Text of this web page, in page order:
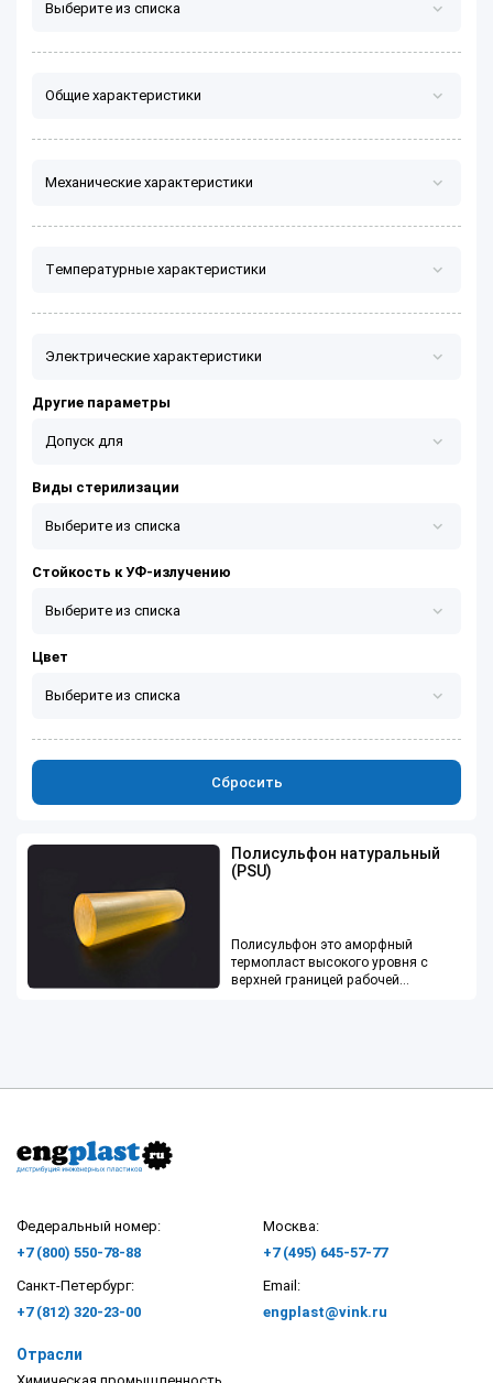
Выберите из списка
Стержень/профиль/втулка
Общие характеристики
Механические характеристики
Температурные характеристики
Электрические характеристики
Другие параметры
Допуск для
Допуск для контакта с питьевой водой
Виды стерилизации
Выберите из списка
Горячий пар
Стойкость к УФ-излучению
Выберите из списка
Цвет
Выберите из списка
Сбросить
Полисульфон натуральный
(PSU)
Полисульфон это аморфный
термопласт высокого уровня с
верхней границей рабочей
Федеральный номер:
+7 (800) 550-78-88
Москва:
+7 (495) 645-57-77
Санкт-Петербург:
+7 (812) 320-23-00
Email:
engplast@vink.ru
Отрасли